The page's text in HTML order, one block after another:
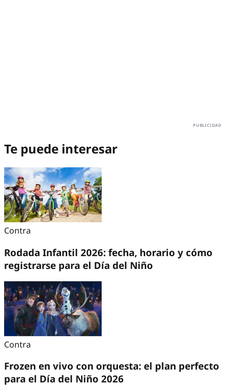
Te puede interesar
Contra
Rodada Infantil 2026: fecha, horario y cómo
registrarse para el Día del Niño
Contra
Frozen en vivo con orquesta: el plan perfecto
para el Día del Niño 2026